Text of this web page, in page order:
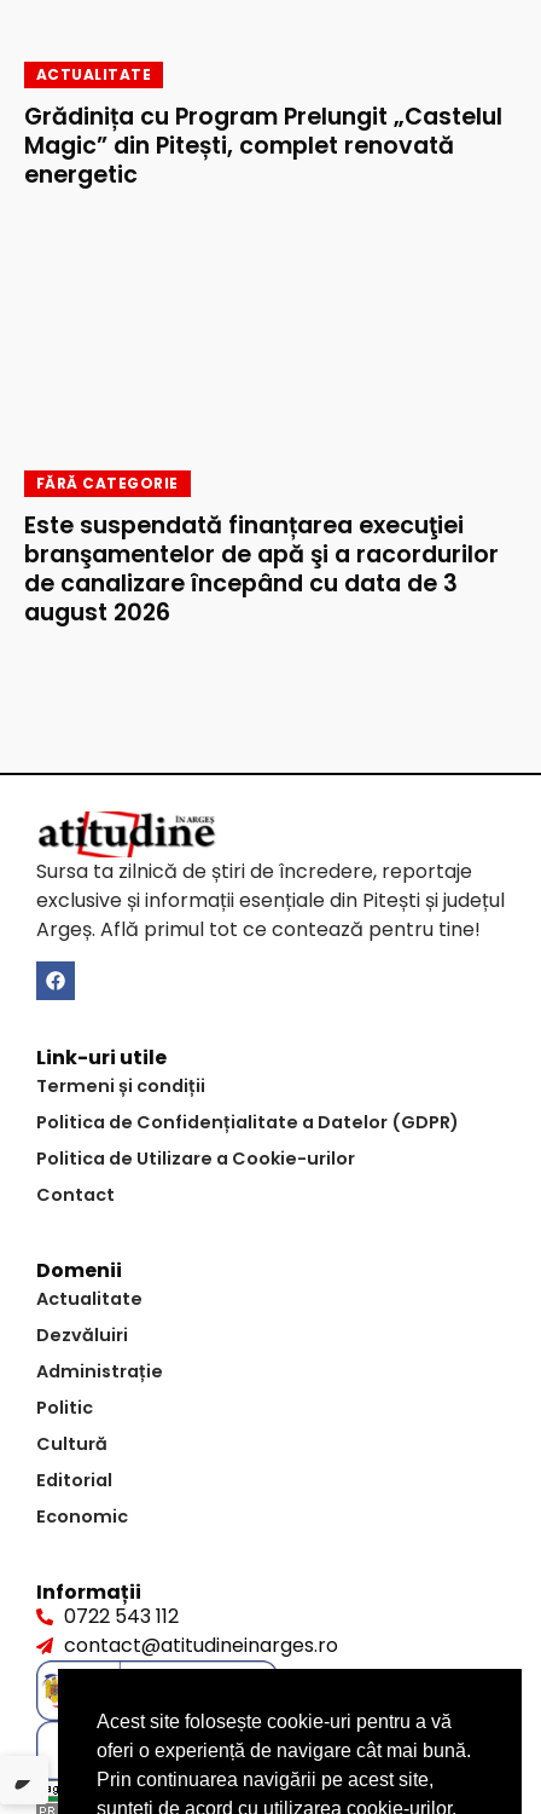
ACTUALITATE
Grădinița cu Program Prelungit „Castelul
Magic” din Pitești, complet renovată
energetic
FĂRĂ CATEGORIE
Este suspendată finanțarea execuţiei
branşamentelor de apă şi a racordurilor
de canalizare începând cu data de 3
august 2026
Sursa ta zilnică de știri de încredere, reportaje
exclusive și informații esențiale din Pitești și județul
Argeș. Află primul tot ce contează pentru tine!
Link-uri utile
Termeni și condiții
Politica de Confidențialitate a Datelor (GDPR)
Politica de Utilizare a Cookie-urilor
Contact
Domenii
Actualitate
Dezvăluiri
Administrație
Politic
Cultură
Editorial
Economic
Informații
0722 543 112
contact@atitudineinarges.ro
Acest site folosește cookie-uri pentru a vă
oferi o experiență de navigare cât mai bună.
Prin continuarea navigării pe acest site,
sunteți de acord cu utilizarea cookie-urilor.